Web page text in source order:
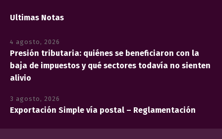
Ultimas Notas
4 agosto, 2026
Presión tributaria: quiénes se beneficiaron con la
baja de impuestos y qué sectores todavía no sienten
alivio
3 agosto, 2026
Exportación Simple vía postal – Reglamentación